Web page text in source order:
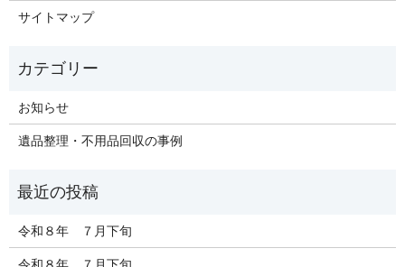
サイトマップ
お知らせ
遺品整理・不用品回収の事例
令和８年 ７月下旬
令和８年 ７月下旬